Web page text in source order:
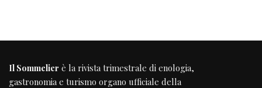
Il Sommelier è la rivista trimestrale di enologia,
gastronomia e turismo organo ufficiale della